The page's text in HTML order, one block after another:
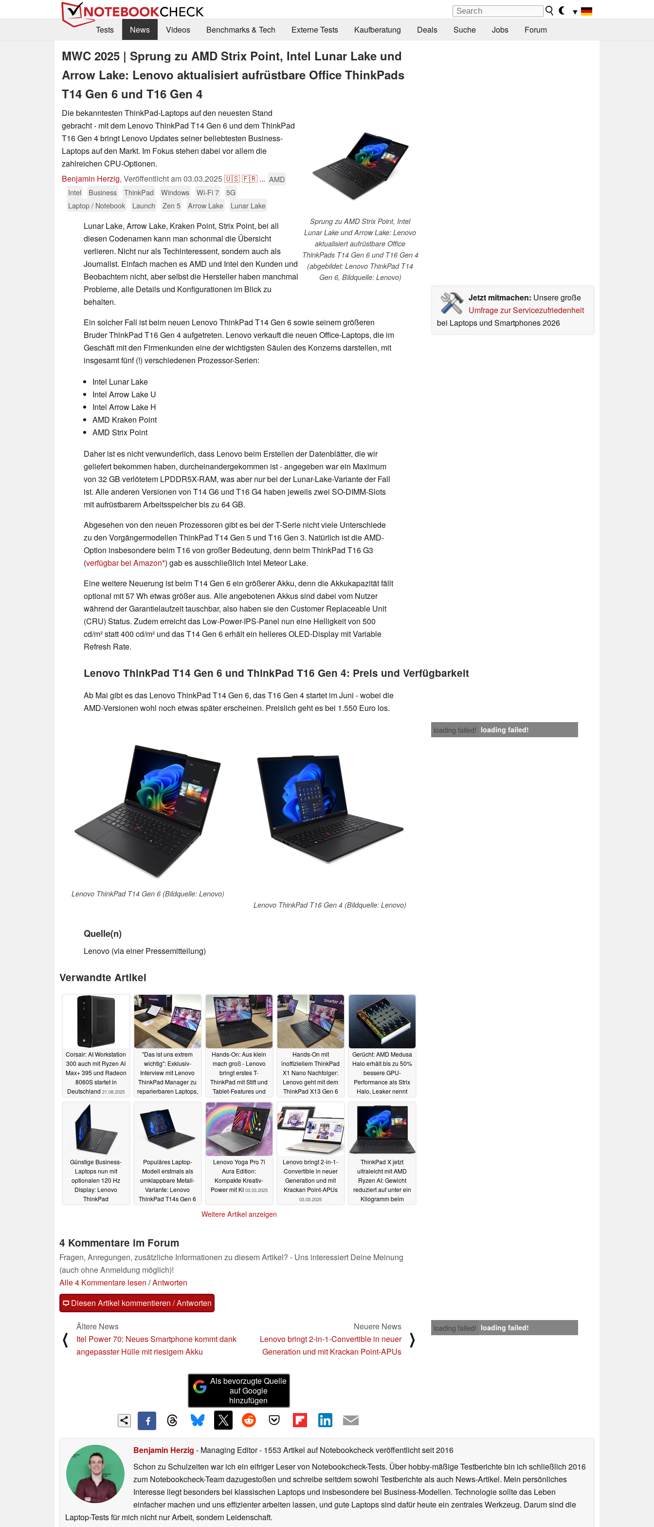
▼
Tests
News Videos Benchmarks & Tech Externe Tests Kaufberatung Deals Suche Jobs Forum
MWC 2025 | Sprung zu AMD Strix Point, Intel Lunar Lake und
Arrow Lake: Lenovo aktualisiert aufrüstbare Office ThinkPads
T14 Gen 6 und T16 Gen 4
Sprung zu AMD Strix Point, Intel
Lunar Lake und Arrow Lake: Lenovo
aktualisiert aufrüstbare Office
ThinkPads T14 Gen 6 und T16 Gen 4
(abgebildet: Lenovo ThinkPad T14
Gen 6, Bildquelle: Lenovo)
Die bekanntesten ThinkPad-Laptops auf den neuesten Stand
gebracht - mit dem Lenovo ThinkPad T14 Gen 6 und dem ThinkPad
T16 Gen 4 bringt Lenovo Updates seiner beliebtesten Business-
Laptops auf den Markt. Im Fokus stehen dabei vor allem die
zahlreichen CPU-Optionen.
Benjamin Herzig, Veröffentlicht am03.03.2025🇺🇸🇫🇷 ... AMD
Intel
Business ThinkPad Windows Wi-Fi 7
5G
Laptop / Notebook
Launch Zen 5 Arrow Lake Lunar Lake
Jetzt mitmachen: Unsere große
Umfrage zur Servicezufriedenheit
bei Laptops und Smartphones 2026
Lunar Lake, Arrow Lake, Kraken Point, Strix Point, bei all
diesen Codenamen kann man schonmal die Übersicht
verlieren. Nicht nur als Techinteressent, sondern auch als
Journalist. Einfach machen es AMD und Intel den Kunden und
Beobachtern nicht, aber selbst die Hersteller haben manchmal
Probleme, alle Details und Konfigurationen im Blick zu
behalten.
Ein solcher Fall ist beim neuen Lenovo ThinkPad T14 Gen 6 sowie seinem größeren
Bruder ThinkPad T16 Gen 4 aufgetreten. Lenovo verkauft die neuen Office-Laptops, die im
Geschäft mit den Firmenkunden eine der wichtigsten Säulen des Konzerns darstellen, mit
insgesamt fünf (!) verschiedenen Prozessor-Serien:
Intel Lunar Lake
Intel Arrow Lake U
Intel Arrow Lake H
AMD Kraken Point
AMD Strix Point
Daher ist es nicht verwunderlich, dass Lenovo beim Erstellen der Datenblätter, die wir
geliefert bekommen haben, durcheinandergekommen ist - angegeben war ein Maximum
von 32 GB verlötetem LPDDR5X-RAM, was aber nur bei der Lunar-Lake-Variante der Fall
ist. Alle anderen Versionen von T14 G6 und T16 G4 haben jeweils zwei SO-DIMM-Slots
mit aufrüstbarem Arbeitsspeicher bis zu 64 GB.
Abgesehen von den neuen Prozessoren gibt es bei der T-Serie nicht viele Unterschiede
zu den Vorgängermodellen ThinkPad T14 Gen 5 und T16 Gen 3. Natürlich ist die AMD-
Option insbesondere beim T16 von großer Bedeutung, denn beim ThinkPad T16 G3
(verfügbar bei Amazon ) gab es ausschließlich Intel Meteor Lake.
Eine weitere Neuerung ist beim T14 Gen 6 ein größerer Akku, denn die Akkukapazität fällt
optional mit 57 Wh etwas größer aus. Alle angebotenen Akkus sind dabei vom Nutzer
während der Garantielaufzeit tauschbar, also haben sie den Customer Replaceable Unit
(CRU) Status. Zudem erreicht das Low-Power-IPS-Panel nun eine Helligkeit von 500
cd/m² statt 400 cd/m² und das T14 Gen 6 erhält ein helleres OLED-Display mit Variable
Refresh Rate.
Lenovo ThinkPad T14 Gen 6 und ThinkPad T16 Gen 4: Preis und Verfügbarkeit
Ab Mai gibt es das Lenovo ThinkPad T14 Gen 6, das T16 Gen 4 startet im Juni - wobei die
AMD-Versionen wohl noch etwas später erscheinen. Preislich geht es bei 1.550 Euro los.
loading failed! loading failed!
Lenovo ThinkPad T14 Gen 6 (Bildquelle: Lenovo)
Lenovo ThinkPad T16 Gen 4 (Bildquelle: Lenovo)
Quelle(n)
Lenovo (via einer Pressemitteilung)
Verwandte Artikel
Corsair: AI Workstation
300 auch mit Ryzen AI
Max+ 395 und Radeon
8060S startet in
Deutschland 21.08.2025
"Das ist uns extrem
wichtig": Exklusiv-
Interview mit Lenovo
ThinkPad Manager zu
reparierbaren Laptops,
dem Laptop der
Zukunft
14.03.2025
Hands-On: Aus klein
mach groß - Lenovo
bringt erstes T-
ThinkPad mit Stift und
Tablet-Features und
X13 2-in-107.03.2025
Hands-On mit
inoffiziellem ThinkPad
X1 Nano Nachfolger:
Lenovo geht mit dem
ThinkPad X13 Gen 6
Weg06.03.2025
Gerücht: AMD Medusa
Halo erhält bis zu 50%
bessere GPU-
Performance als Strix
Halo, Leaker nennt
Günstige Business-
Laptops nun mit
optionalen 120 Hz
Display: Lenovo
ThinkPad
Populäres Laptop-
Modell erstmals als
umklappbare Metall-
Variante: Lenovo
ThinkPad T14s Gen 6
Lenovo Yoga Pro 7i
Aura Edition:
Kompakte Kreativ-
Power mit KI 03.03.2025
Lenovo bringt 2-in-1-
Convertible in neuer
Generation und mit
Krackan Point-APUs
03.03.2025
ThinkPad X jetzt
ultraleicht mit AMD
Ryzen AI: Gewicht
reduziert auf unter ein
Kilogramm beim
Weitere Artikel anzeigen
4 Kommentare im Forum
Fragen, Anregungen, zusätzliche Informationen zu diesem Artikel? - Uns interessiert Deine Meinung
(auch ohne Anmeldung möglich)!
Alle 4 Kommentare lesen /Antworten
Diesen Artikel kommentieren / Antworten
loading failed! loading failed!
⟨
Ältere News
Itel Power 70: Neues Smartphone kommt dank
angepasster Hülle mit riesigem Akku
Neuere News
Lenovo bringt 2-in-1-Convertible in neuer
Generation und mit Krackan Point-APUs
⟩
Als bevorzugte Quelle
auf Google
hinzufügen
Benjamin Herzig - Managing Editor- 1553 Artikel auf Notebookcheck veröffentlichtseit 2016
Schon zu Schulzeiten war ich ein eifriger Leser von Notebookcheck-Tests. Über hobby-mäßige Testberichte bin ich schließlich 2016
zum Notebookcheck-Team dazugestoßen und schreibe seitdem sowohl Testberichte als auch News-Artikel. Mein persönliches
Interesse liegt besonders bei klassischen Laptops und insbesondere bei Business-Modellen. Technologie sollte das Leben
einfacher machen und uns effizienter arbeiten lassen, und gute Laptops sind dafür heute ein zentrales Werkzeug. Darum sind die
Laptop-Tests für mich nicht nur Arbeit, sondern Leidenschaft.